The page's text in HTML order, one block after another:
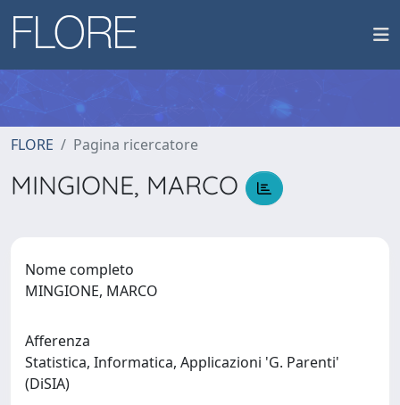
FLORE Pagina ricercatore
MINGIONE, MARCO
Nome completo
MINGIONE, MARCO
Afferenza
Statistica, Informatica, Applicazioni 'G. Parenti'
(DiSIA)